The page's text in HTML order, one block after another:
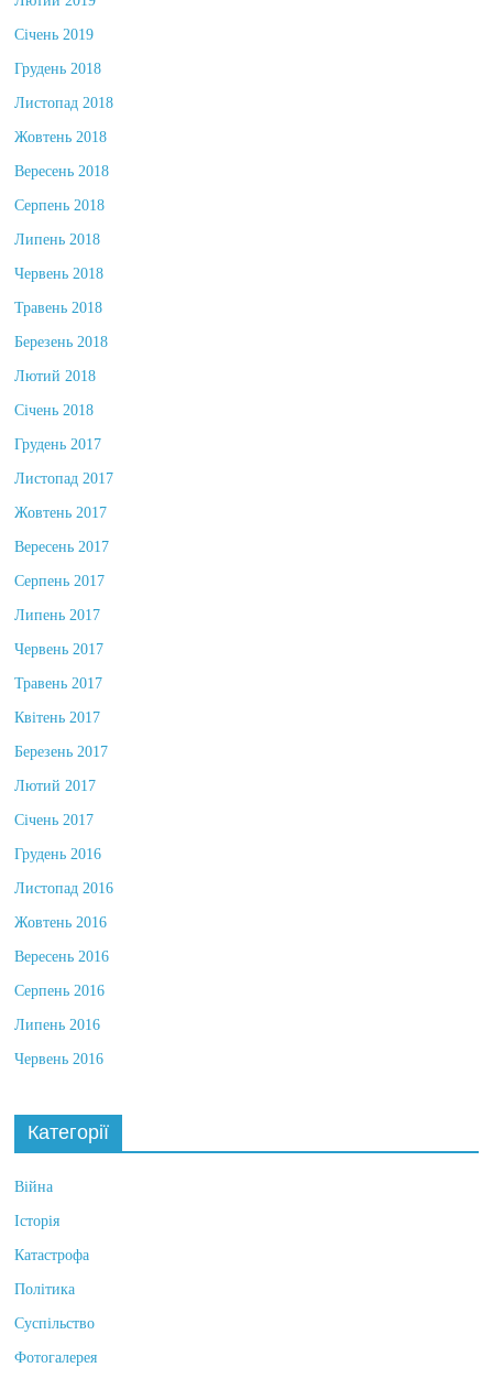
Лютий 2019
Січень 2019
Грудень 2018
Листопад 2018
Жовтень 2018
Вересень 2018
Серпень 2018
Липень 2018
Червень 2018
Травень 2018
Березень 2018
Лютий 2018
Січень 2018
Грудень 2017
Листопад 2017
Жовтень 2017
Вересень 2017
Серпень 2017
Липень 2017
Червень 2017
Травень 2017
Квітень 2017
Березень 2017
Лютий 2017
Січень 2017
Грудень 2016
Листопад 2016
Жовтень 2016
Вересень 2016
Серпень 2016
Липень 2016
Червень 2016
Категорії
Війна
Історія
Катастрофа
Політика
Суспільство
Фотогалерея